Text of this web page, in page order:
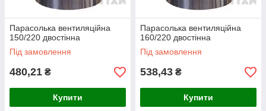
Парасолька вентиляційна
150/220 двостінна
Під замовлення
480,21 ₴
Купити
Парасолька вентиляційна
160/220 двостінна
Під замовлення
538,43 ₴
Купити